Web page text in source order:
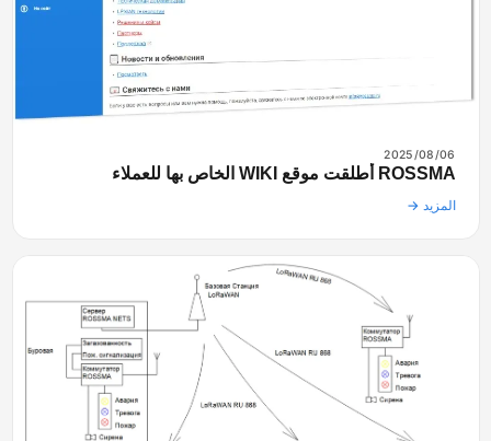
2025/08/06
ROSSMA أطلقت موقع WIKI الخاص بها للعملاء
المزيد →